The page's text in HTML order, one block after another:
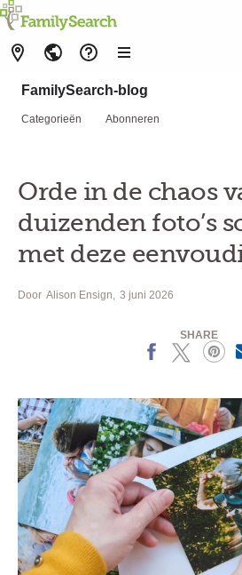
FamilySearch-blog
Categorieën Abonneren
Orde in de chaos
duizenden foto’s
met deze
Door Alison Ensign 3 juni 2026
SHARE
X